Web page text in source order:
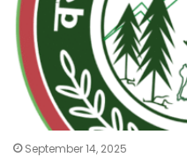
September 14, 2025